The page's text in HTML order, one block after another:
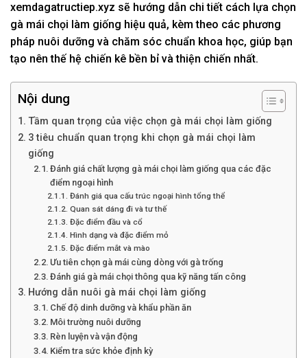
xemdagatructiep.xyz sẽ hướng dẫn chi tiết cách lựa chọn
gà mái chọi làm giống hiệu quả, kèm theo các phương
pháp nuôi dưỡng và chăm sóc chuẩn khoa học, giúp bạn
tạo nên thế hệ chiến kê bền bỉ và thiện chiến nhất.
Nội dung
Tầm quan trọng của việc chọn gà mái chọi làm giống
3 tiêu chuẩn quan trọng khi chọn gà mái chọi làm
giống
Đánh giá chất lượng gà mái chọi làm giống qua các đặc
điểm ngoại hình
Đánh giá qua cấu trúc ngoại hình tổng thể
Quan sát dáng đi và tư thế
Đặc điểm đầu và cổ
Hình dạng và đặc điểm mỏ
Đặc điểm mắt và mào
Ưu tiên chọn gà mái cùng dòng với gà trống
Đánh giá gà mái chọi thông qua kỹ năng tấn công
Hướng dẫn nuôi gà mái chọi làm giống
Chế độ dinh dưỡng và khẩu phần ăn
Môi trường nuôi dưỡng
Rèn luyện và vận động
Kiểm tra sức khỏe định kỳ